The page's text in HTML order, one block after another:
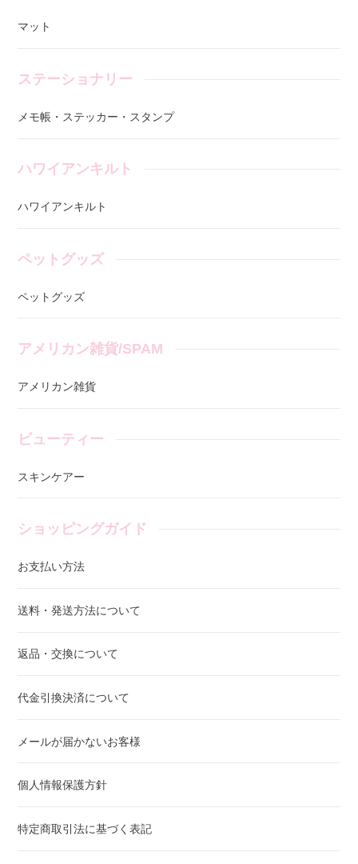
マット
ステーショナリー
メモ帳・ステッカー・スタンプ
ハワイアンキルト
ハワイアンキルト
ペットグッズ
ペットグッズ
アメリカン雑貨/SPAM
アメリカン雑貨
ビューティー
スキンケアー
ショッピングガイド
お支払い方法
送料・発送方法について
返品・交換について
代金引換決済について
メールが届かないお客様
個人情報保護方針
特定商取引法に基づく表記